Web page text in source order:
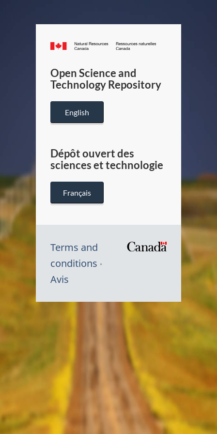
Canada.ca
/
Canada
Open Science and
Technology Repository
English
Dépôt ouvert des
sciences et technologie
Français
Terms and
conditions
Avis
Symbole
Canada